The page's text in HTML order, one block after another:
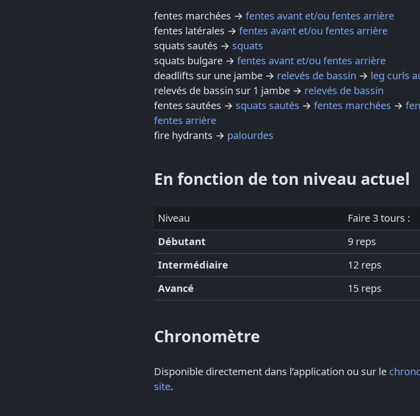
fentes marchées →fentes avant et/ou fentes arrière
fentes latérales →fentes avant et/ou fentes arrière
squats sautés → squats
squats bulgare →fentes avant et/ou fentes arrière
deadlifts sur une jambe → relevés de bassin → leg curls
relevés de bassin sur 1 jambe → relevés de bassin
fentes sautées → squats sautés →fentes marchées →
fentes arrière
fire hydrants → palourdes
En fonction de ton niveau actuel
Niveau
Faire 3 tours :
Débutant
9 reps
Intermédiaire
12 reps
Avancé
15 reps
Chronomètre
Disponible directement dans l’application ou sur le
site.